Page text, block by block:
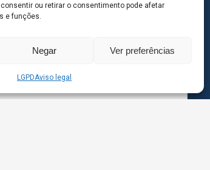
ou retirar o consentimento pode afetar
e funções.
Negar Ver preferências
LGPDAviso legal